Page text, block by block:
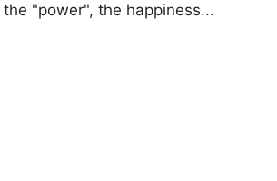
"power", the happiness...